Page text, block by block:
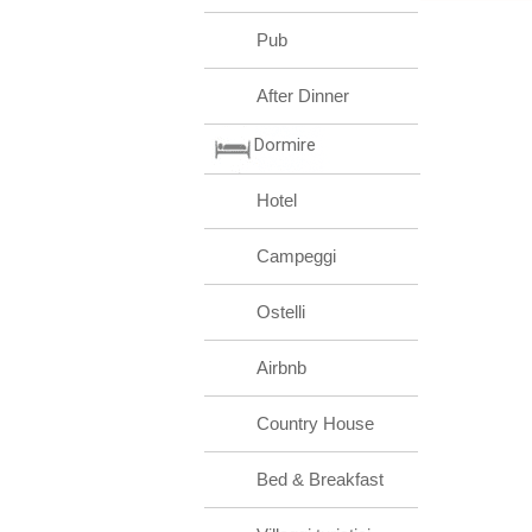
Pub
After Dinner
Dormire
Hotel
Campeggi
Ostelli
Airbnb
Country House
Bed & Breakfast